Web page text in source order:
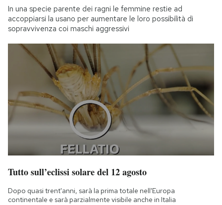
In una specie parente dei ragni le femmine restie ad
accoppiarsi la usano per aumentare le loro possibilità di
sopravvivenza coi maschi aggressivi
Tutto sull’eclissi solare del 12 agosto
Dopo quasi trent'anni, sarà la prima totale nell'Europa
continentale e sarà parzialmente visibile anche in Italia